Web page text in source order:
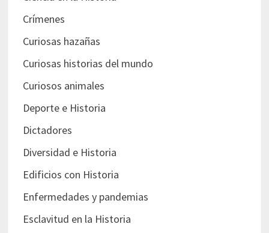
Crímenes
Curiosas hazañas
Curiosas historias del mundo
Curiosos animales
Deporte e Historia
Dictadores
Diversidad e Historia
Edificios con Historia
Enfermedades y pandemias
Esclavitud en la Historia